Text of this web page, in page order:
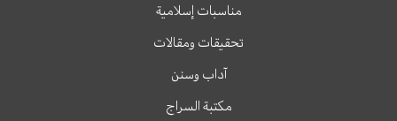
مناسبات إسلامية
تحقيقات ومقالات
آداب وسنن
مكتبة السراج